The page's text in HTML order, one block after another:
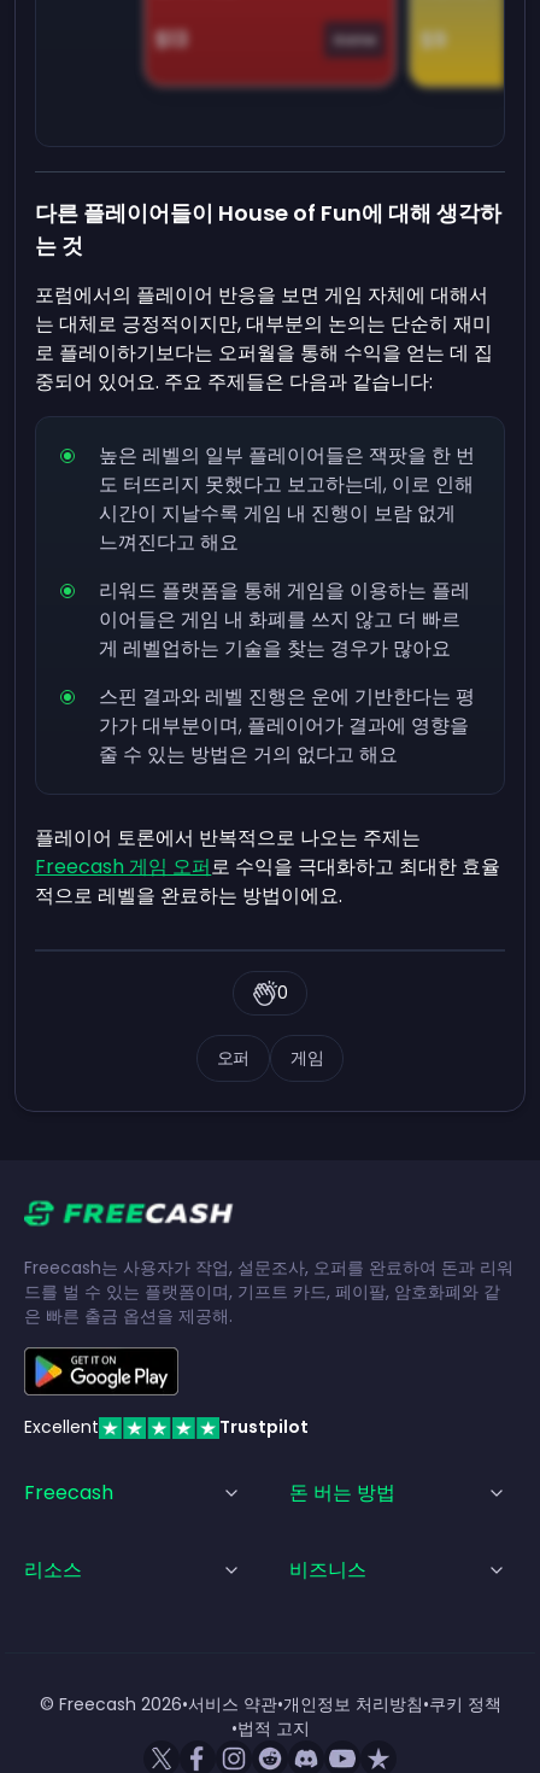
$13 Game $9
다른 플레이어들이 House of Fun에 대해 생각하
는 것
포럼에서의 플레이어 반응을 보면 게임 자체에 대해서
는 대체로 긍정적이지만, 대부분의 논의는 단순히 재미
로 플레이하기보다는 오퍼월을 통해 수익을 얻는 데 집
중되어 있어요. 주요 주제들은 다음과 같습니다:
높은 레벨의 일부 플레이어들은 잭팟을 한 번
도 터뜨리지 못했다고 보고하는데, 이로 인해
시간이 지날수록 게임 내 진행이 보람 없게
느껴진다고 해요
리워드 플랫폼을 통해 게임을 이용하는 플레
이어들은 게임 내 화폐를 쓰지 않고 더 빠르
게 레벨업하는 기술을 찾는 경우가 많아요
스핀 결과와 레벨 진행은 운에 기반한다는 평
가가 대부분이며, 플레이어가 결과에 영향을
줄 수 있는 방법은 거의 없다고 해요
플레이어 토론에서 반복적으로 나오는 주제는
Freecash 게임 오퍼로 수익을 극대화하고 최대한 효율
적으로 레벨을 완료하는 방법이에요.
오퍼 게임
0
Freecash는 사용자가 작업, 설문조사, 오퍼를 완료하여 돈과 리워
드를 벌 수 있는 플랫폼이며, 기프트 카드, 페이팔, 암호화폐와 같
은 빠른 출금 옵션을 제공해.
Excellent Trustpilot
Freecash 돈 버는 방법
리소스 비즈니스
© Freecash 2026•서비스 약관•개인정보 처리방침•쿠키 정책
•법적 고지